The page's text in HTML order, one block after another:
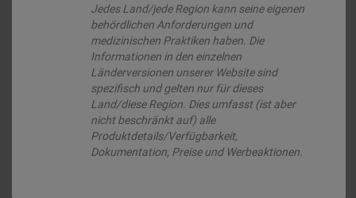
Jedes Land/jede Region kann seine eigenen
behördlichen Anforderungen und
medizinischen Praktiken haben. Die
Informationen in den einzelnen
Länderversionen unserer Website sind
spezifisch und gelten nur für dieses
Land/diese Region. Dies umfasst (ist aber
nicht beschränkt auf) alle
Produktdetails/Verfügbarkeit,
Dokumentation, Preise und Werbeaktionen.